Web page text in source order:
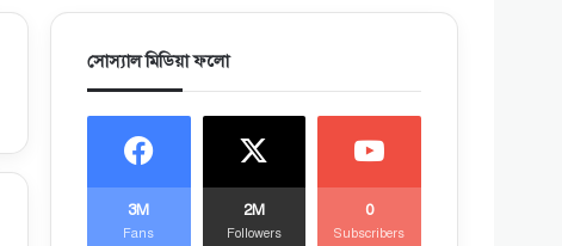
সোস্যাল মিডিয়া ফলো
3M
Fans
2M
Followers
0
Subscribers